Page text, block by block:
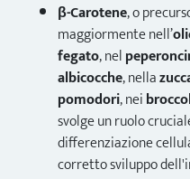
β-Carotene, o
maggiormente nell’
fegato, nel
albicocche, nella
pomodori, nei
svolge un ruolo
differenziazione
corretto sviluppo